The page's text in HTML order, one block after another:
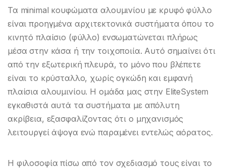
Τα minimal κουφώματα αλουμινίου με κρυφό φύλλο
είναι προηγμένα αρχιτεκτονικά συστήματα όπου το
κινητό πλαίσιο (φύλλο) ενσωματώνεται πλήρως
μέσα στην κάσα ή την τοιχοποιία. Αυτό σημαίνει ότι
από την εξωτερική πλευρά, το μόνο που βλέπετε
είναι το κρύσταλλο, χωρίς ογκώδη και εμφανή
πλαίσια αλουμινίου. Η ομάδα μας στην EliteSystem
εγκαθιστά αυτά τα συστήματα με απόλυτη
ακρίβεια, εξασφαλίζοντας ότι ο μηχανισμός
λειτουργεί άψογα ενώ παραμένει εντελώς αόρατος.
Η φιλοσοφία πίσω από τον σχεδιασμό τους είναι το